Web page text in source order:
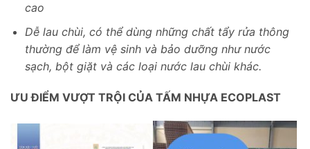
cao
Dễ lau chùi, có thể dùng những chất tẩy rửa thông
thường để làm vệ sinh và bảo dưỡng như nước
sạch, bột giặt và các loại nước lau chùi khác.
ƯU ĐIỂM VƯỢT TRỘI CỦA TẤM NHỰA ECOPLAST